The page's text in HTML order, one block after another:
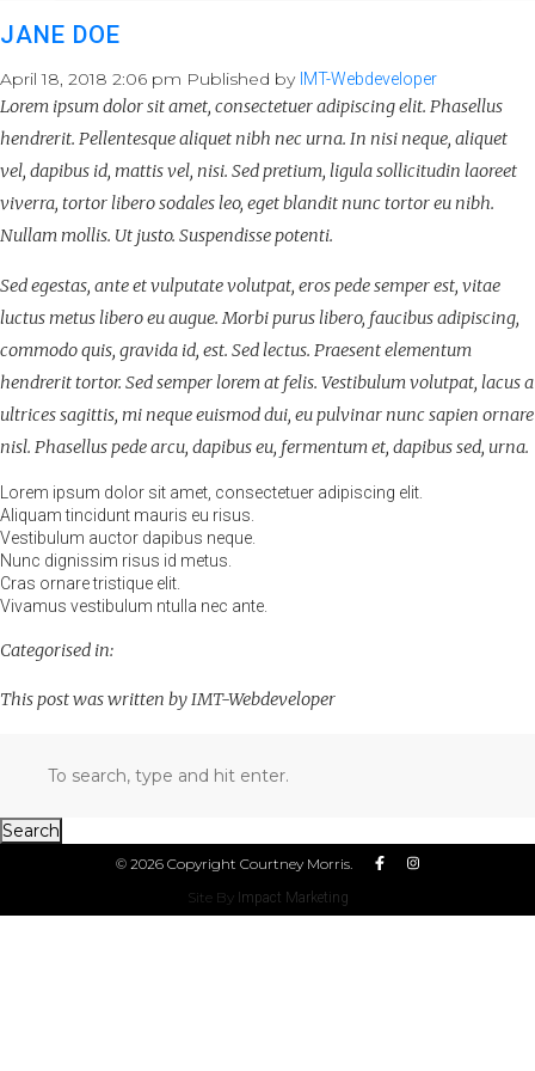
JANE DOE
April 18, 2018 2:06 pm Published by IMT-Webdeveloper
Lorem ipsum dolor sit amet, consectetuer adipiscing elit. Phasellus
hendrerit. Pellentesque aliquet nibh nec urna. In nisi neque, aliquet
vel, dapibus id, mattis vel, nisi. Sed pretium, ligula sollicitudin laoreet
viverra, tortor libero sodales leo, eget blandit nunc tortor eu nibh.
Nullam mollis. Ut justo. Suspendisse potenti.
Sed egestas, ante et vulputate volutpat, eros pede semper est, vitae
luctus metus libero eu augue. Morbi purus libero, faucibus adipiscing,
commodo quis, gravida id, est. Sed lectus. Praesent elementum
hendrerit tortor. Sed semper lorem at felis. Vestibulum volutpat, lacus a
ultrices sagittis, mi neque euismod dui, eu pulvinar nunc sapien ornare
nisl. Phasellus pede arcu, dapibus eu, fermentum et, dapibus sed, urna.
Lorem ipsum dolor sit amet, consectetuer adipiscing elit.
Aliquam tincidunt mauris eu risus.
Vestibulum auctor dapibus neque.
Nunc dignissim risus id metus.
Cras ornare tristique elit.
Vivamus vestibulum ntulla nec ante.
Categorised in:
This post was written by IMT-Webdeveloper
Search
© 2026 Copyright Courtney Morris.
Site By Impact Marketing